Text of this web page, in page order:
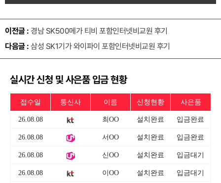
이전글 : 경남 SK500메가 티비 포함인터넷비교원 후기
다음글 : 삼성 SK1기가 와이파이 포함인터넷비교원 후기
실시간 신청 및 사은품 입금 현황